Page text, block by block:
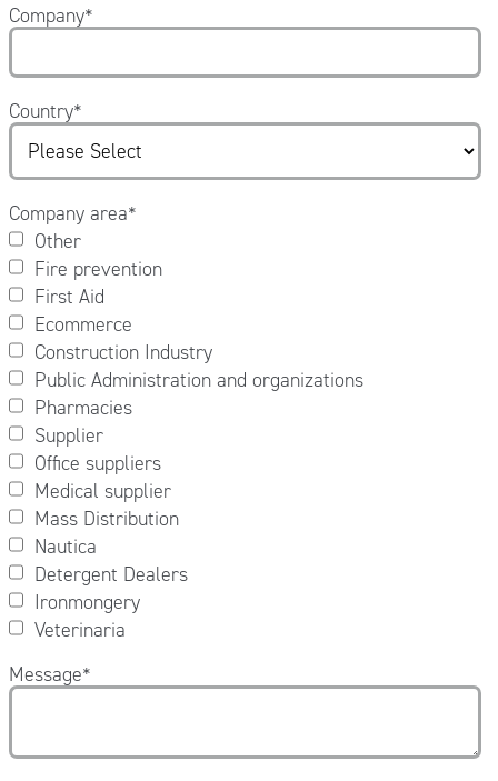
Company*
Country*
Company area*
Other
Fire prevention
First Aid
Ecommerce
Construction Industry
Public Administration and organizations
Pharmacies
Supplier
Office suppliers
Medical supplier
Mass Distribution
Nautica
Detergent Dealers
Ironmongery
Veterinaria
Message*